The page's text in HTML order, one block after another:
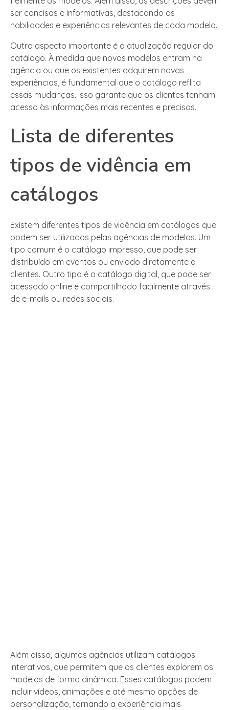
ser concisas e informativas, destacando as
habilidades e experiências relevantes de cada modelo.
Outro aspecto importante é a atualização regular do
catálogo. À medida que novos modelos entram na
agência ou que os existentes adquirem novas
experiências, é fundamental que o catálogo reflita
essas mudanças. Isso garante que os clientes tenham
acesso às informações mais recentes e precisas.
Lista de diferentes
tipos de vidência em
catálogos
Existem diferentes tipos de vidência em catálogos que
podem ser utilizados pelas agências de modelos. Um
tipo comum é o catálogo impresso, que pode ser
distribuído em eventos ou enviado diretamente a
clientes. Outro tipo é o catálogo digital, que pode ser
acessado online e compartilhado facilmente através
de e-mails ou redes sociais.
Além disso, algumas agências utilizam catálogos
interativos, que permitem que os clientes explorem os
modelos de forma dinâmica. Esses catálogos podem
incluir vídeos, animações e até mesmo opções de
personalização, tornando a experiência mais